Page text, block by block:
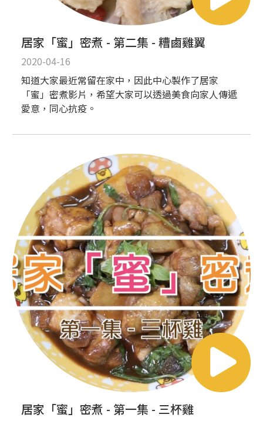
居家「蜜」密煮 - 第二集 - 糟鹵雞翼
2020-04-16
知道大家最近常留在家中，因此中心製作了居家
「蜜」密煮影片，希望大家可以透過美食向家人傳遞
愛意，同心抗疫。
居家「蜜」密煮 - 第一集 - 三杯雞